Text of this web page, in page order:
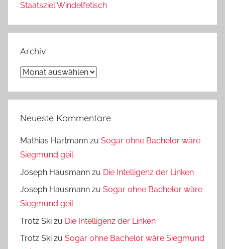
Staatsziel Windelfetisch
Archiv
Archiv
Neueste Kommentare
Mathias Hartmann zu Sogar ohne Bachelor wäre
Siegmund geil
Joseph Hausmann zu Die Intelligenz der Linken
Joseph Hausmann zu Sogar ohne Bachelor wäre
Siegmund geil
Trotz Ski zu Die Intelligenz der Linken
Trotz Ski zu Sogar ohne Bachelor wäre Siegmund